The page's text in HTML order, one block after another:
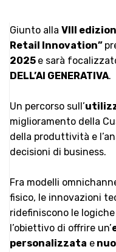
Giunto alla VIII
Retail Innovation”
2025 e sarà
DELL’AI GENERATIVA.
Un percorso sull’
miglioramento della
della produttività e
decisioni di business.
Fra modelli
fisico, le innovazioni
ridefiniscono le
l’obiettivo di offrire un’
personalizzata e